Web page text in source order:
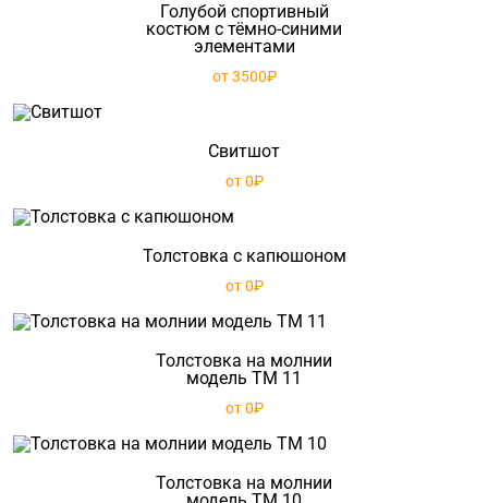
Голубой спортивный
костюм с тёмно-синими
элементами
от 3500₽
Свитшот
от 0₽
Толстовка с капюшоном
от 0₽
Толстовка на молнии
модель TM 11
от 0₽
Толстовка на молнии